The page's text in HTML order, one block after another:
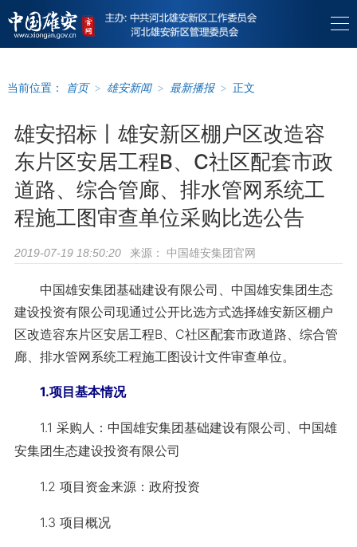
当前位置： 首页 > 雄安新闻 > 最新播报 > 正文
雄安招标丨雄安新区棚户区改造容
东片区安居工程B、C社区配套市政
道路、综合管廊、排水管网系统工
程施工图审查单位采购比选公告
2019-07-19 18:50:20 来源： 中国雄安集团官网
中国雄安集团基础建设有限公司、中国雄安集团生态
建设投资有限公司现通过公开比选方式选择雄安新区棚户
区改造容东片区安居工程B、C社区配套市政道路、综合管
廊、排水管网系统工程施工图设计文件审查单位。
1.项目基本情况
1.1 采购人：中国雄安集团基础建设有限公司、中国雄
安集团生态建设投资有限公司
1.2 项目资金来源：政府投资
1.3 项目概况